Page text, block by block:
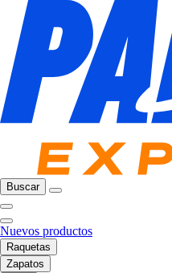
Buscar
Nuevos productos
Raquetas
Zapatos